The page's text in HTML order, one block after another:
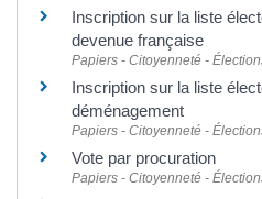
Inscription sur la liste
devenue française
Papiers - Citoyenneté -
Inscription sur la liste
déménagement
Papiers - Citoyenneté -
Vote par procuration
Papiers - Citoyenneté -